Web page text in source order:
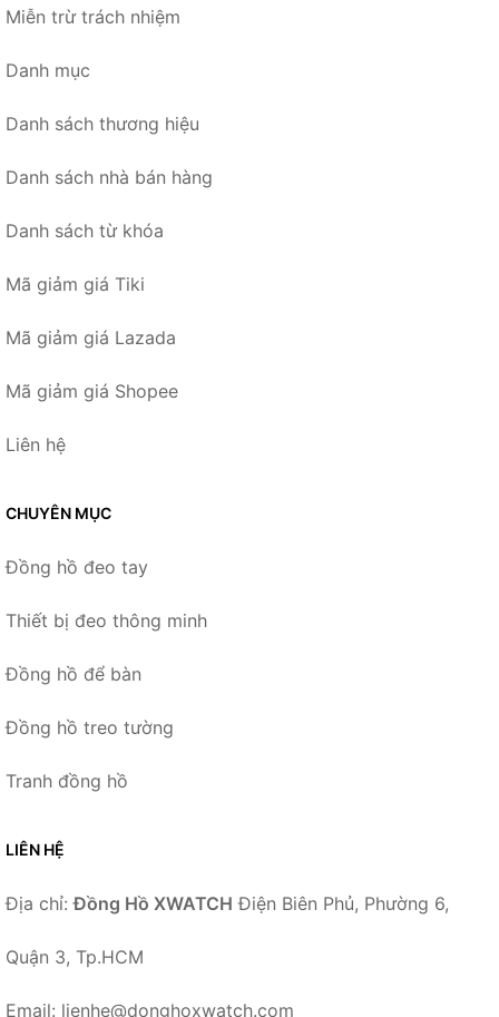
Miễn trừ trách nhiệm
Danh mục
Danh sách thương hiệu
Danh sách nhà bán hàng
Danh sách từ khóa
Mã giảm giá Tiki
Mã giảm giá Lazada
Mã giảm giá Shopee
Liên hệ
CHUYÊN MỤC
Đồng hồ đeo tay
Thiết bị đeo thông minh
Đồng hồ để bàn
Đồng hồ treo tường
Tranh đồng hồ
LIÊN HỆ
Địa chỉ:Đồng Hồ XWATCH Điện Biên Phủ, Phường 6,
Quận 3, Tp.HCM
Email: lienhe@donghoxwatch.com